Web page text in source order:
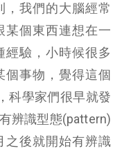
，我們的大腦經常
某個東西連想在一
經驗，小時候很多
個事物，覺得這個
科學家們很早就發
辨識型態(pattern)
之後就開始有辨識